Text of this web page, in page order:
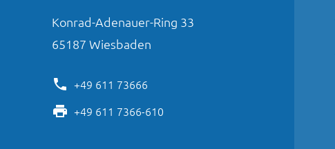
Konrad-Adenauer-Ring 33
65187 Wiesbaden
+49 611 73666
+49 611 7366-610